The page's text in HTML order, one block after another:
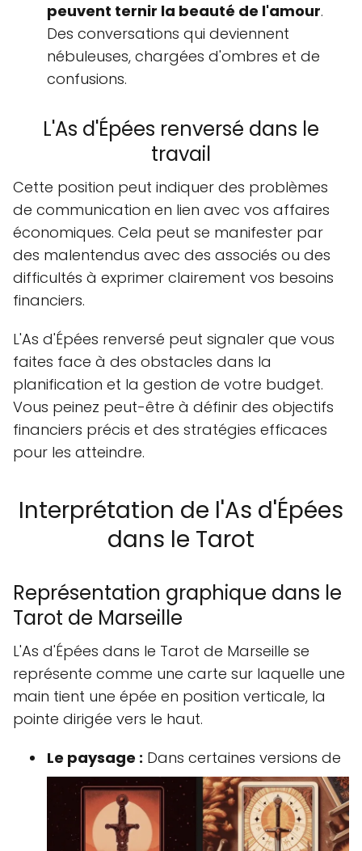
peuvent ternir la beauté de l'amour.
Des conversations qui deviennent
nébuleuses, chargées d'ombres et de
confusions.
L'As d'Épées renversé dans le
travail
Cette position peut indiquer des problèmes
de communication en lien avec vos affaires
économiques. Cela peut se manifester par
des malentendus avec des associés ou des
difficultés à exprimer clairement vos besoins
financiers.
L'As d'Épées renversé peut signaler que vous
faites face à des obstacles dans la
planification et la gestion de votre budget.
Vous peinez peut-être à définir des objectifs
financiers précis et des stratégies efficaces
pour les atteindre.
Interprétation de l'As d'Épées
dans le Tarot
Représentation graphique dans le
Tarot de Marseille
L'As d'Épées dans le Tarot de Marseille se
représente comme une carte sur laquelle une
main tient une épée en position verticale, la
pointe dirigée vers le haut.
Le paysage : Dans certaines versions de